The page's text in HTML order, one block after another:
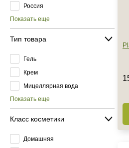
Россия
Показать еще
Тип товара
Гель
Крем
Мицеллярная вода
Показать еще
Класс косметики
Домашняя